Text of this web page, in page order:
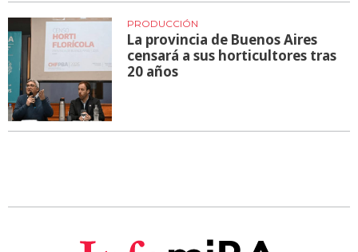
PRODUCCIÓN
La provincia de Buenos Aires
censará a sus horticultores tras
20 años